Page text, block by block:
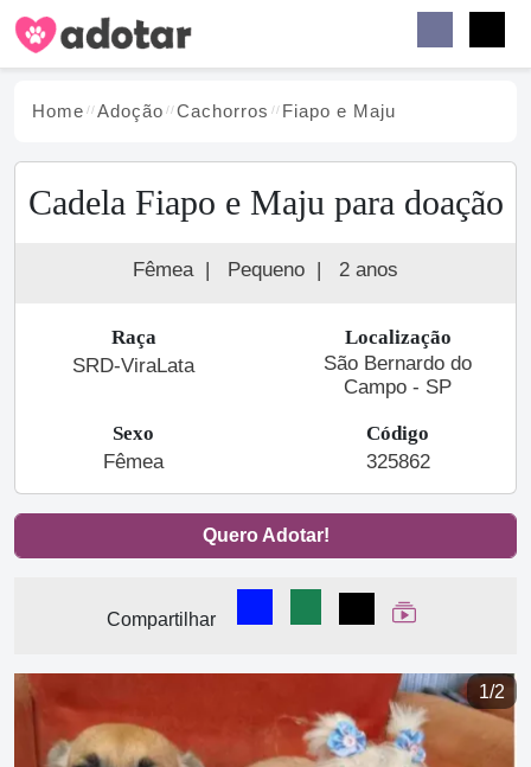
Home Adoção Cachorros Fiapo e Maju
Cadela Fiapo e Maju para doação
Fêmea | Pequeno | 2 anos
Raça
SRD-ViraLata
Localização
São Bernardo do
Campo - SP
Sexo
Fêmea
Código
325862
Quero Adotar!
Compartilhar
Compartilhar no Facebook
Compartilhar no
Compartilhar
Ver Web Story
1/2